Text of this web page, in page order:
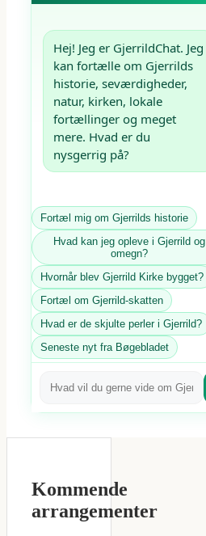
Hej! Jeg er GjerrildChat. Jeg
kan fortælle om Gjerrilds
historie, seværdigheder,
natur, kirken, lokale
fortællinger og meget
mere. Hvad er du
nysgerrig på?
Fortæl mig om Gjerrilds historie
Hvad kan jeg opleve i Gjerrild og
omegn?
Hvornår blev Gjerrild Kirke bygget?
Fortæl om Gjerrild-skatten
Hvad er de skjulte perler i Gjerrild?
Seneste nyt fra Bøgebladet
Kommende
arrangementer